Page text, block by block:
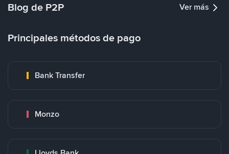
Blog de P2P Ver más
Principales métodos de pago
Bank Transfer
Monzo